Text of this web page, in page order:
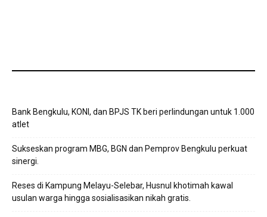
Bank Bengkulu, KONI, dan BPJS TK beri perlindungan untuk 1.000
atlet
Sukseskan program MBG, BGN dan Pemprov Bengkulu perkuat
sinergi.
Reses di Kampung Melayu-Selebar, Husnul khotimah kawal
usulan warga hingga sosialisasikan nikah gratis.